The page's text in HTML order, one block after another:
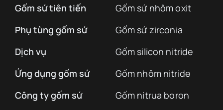
Gốm sứ tiên tiến
Phụ tùng gốm sứ
Dịch vụ
Ứng dụng gốm sứ
Công ty gốm sứ
Gốm sứ nhôm oxit
Gốm sứ zirconia
Gốm silicon nitride
Gốm nhôm nitride
Gốm nitrua boron